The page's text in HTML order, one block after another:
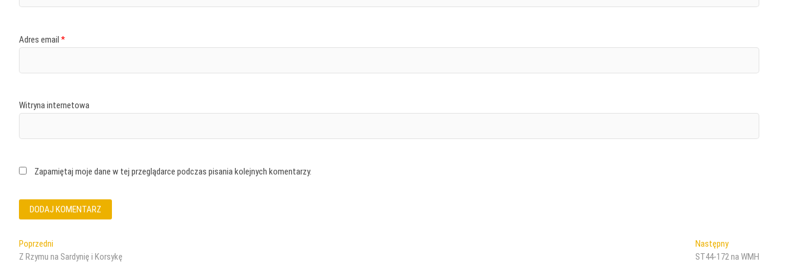
Adres email *
Witryna internetowa
Zapamiętaj moje dane w tej przeglądarce podczas pisania kolejnych komentarzy.
Nawigacja
Poprzedni
wpis:
Z Rzymu na Sardynię i Korsykę
NastępnyNastępny
wpis:
ST44-172 na WMH